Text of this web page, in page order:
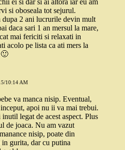
ei si dar si ai altora iar eu am
si oboseala tot sejurul.
dupa 2 ani lucrurile devin mult
daca sari 1 an mersul la mare,
mai fericiti si relaxati in
acolo pe lista ca ati mers la
🙂
10:14 AM
va manca nisip. Eventual,
apoi nu ii va mai trebui.
legat de acest aspect. Plus
de joaca. Nu am vazut
nisip, poate din
in gurita, dar cu putina